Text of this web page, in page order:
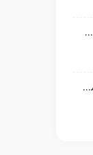
هوش مصنوعی چگونه می‌تواند به‌صورت عملی در برنامه‌ریزی سال جدید به ما کمک کند؟
پاوربانک اقتصادی شیائومی که حتی لپ‌تاپ شما را هم شارژ می‌کند!